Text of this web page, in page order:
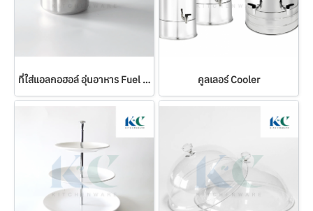
ที่ใส่แอลกอฮอล์ อุ่นอาหาร Fuel Holder คูลเลอร์ Cooler